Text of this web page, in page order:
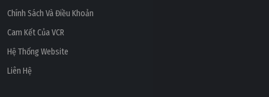
Thứ hai, 07/08/2023 | 16:54
Những điểm giống và khác nhau giữa ISO 14001 và
ISO 50001
Chính Sách Và Điều Khoản
Cam Kết Của VCR
Hệ Thống Website
Liên Hệ